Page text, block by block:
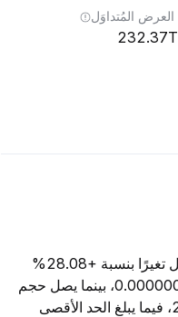
العرض المُتداوَل
232.37T
اعتبارًا من 8 أغسطس 2026، تبلغ القيمة السوقية الإجمالية لـ PINU نحو $52.81K، ما يمثل تغيرًا بنسبة +28.08%
خلال الساعات الأربع والعشرين الماضية. ويبلغ السعر الحالي لـ PINU مقدار $0.00000000022728، بينما يصل حجم
التداول خلال 24 ساعة إلى $467.45. ويبلغ المعروض المتداول من PINU مقدار 232.37T، فيما يبلغ الحد الأقصى